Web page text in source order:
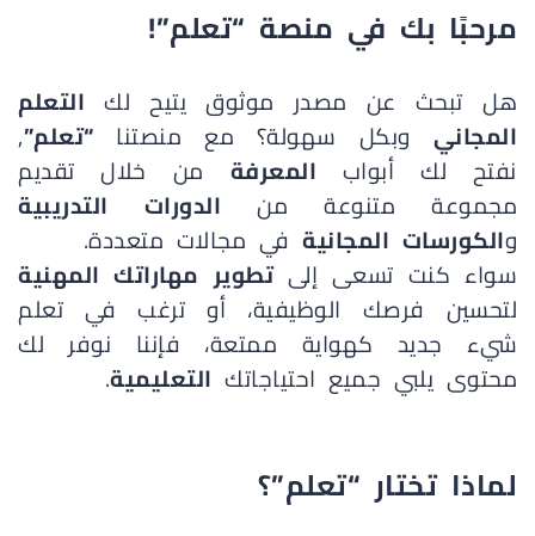
مرحبًا بك في منصة “تعلم”!
هل تبحث عن مصدر موثوق يتيح لك التعلم
المجاني وبكل سهولة؟ مع منصتنا “تعلم”,
نفتح لك أبواب المعرفة من خلال تقديم
مجموعة متنوعة من الدورات التدريبية
والكورسات المجانية في مجالات متعددة.
سواء كنت تسعى إلىتطوير مهاراتك المهنية
لتحسين فرصك الوظيفية، أو ترغب في تعلم
شيء جديد كهواية ممتعة، فإننا نوفر لك
محتوى يلبي جميع احتياجاتك التعليمية.
لماذا تختار “تعلم”؟